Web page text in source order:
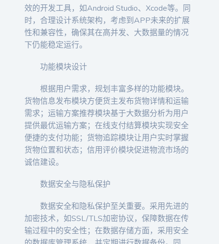
效的开发工具，如Android Studio、Xcode等。同
时，合理设计系统架构，考虑到APP未来的扩展
性和兼容性，确保其在高并发、大数据量的情况
下仍能稳定运行。
功能模块设计
根据用户需求，规划丰富多样的功能模块。
货物信息发布模块方便货主发布货物详情和运输
需求；运输方案推荐模块基于大数据分析为用户
提供最优运输方案；在线支付结算模块实现安全
便捷的支付功能；货物追踪模块让用户实时掌握
货物位置和状态；信用评价模块促进物流市场的
诚信建设。
数据安全与隐私保护
数据安全和隐私保护至关重要。采用先进的
加密技术，如SSL/TLS加密协议，保障数据在传
输过程中的安全性；在数据存储方面，采用安全